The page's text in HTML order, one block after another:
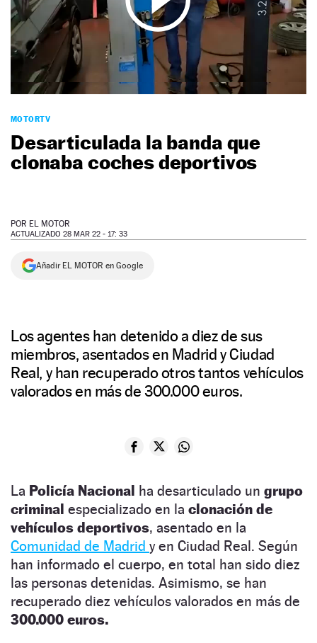
NEWSLETTER
MOTORTV
Desarticulada la banda que
clonaba coches deportivos
POR EL MOTOR
ACTUALIZADO 28 MAR 22 - 17: 33
Añadir EL MOTOR en Google
Los agentes han detenido a diez de sus
miembros, asentados en Madrid y Ciudad
Real, y han recuperado otros tantos vehículos
valorados en más de 300.000 euros.
La Policía Nacional ha desarticulado un grupo
criminal especializado en la clonación de
vehículos deportivos, asentado en la
Comunidad de Madrid y en Ciudad Real. Según
han informado el cuerpo, en total han sido diez
las personas detenidas. Asimismo, se han
recuperado diez vehículos valorados en más de
300.000 euros.